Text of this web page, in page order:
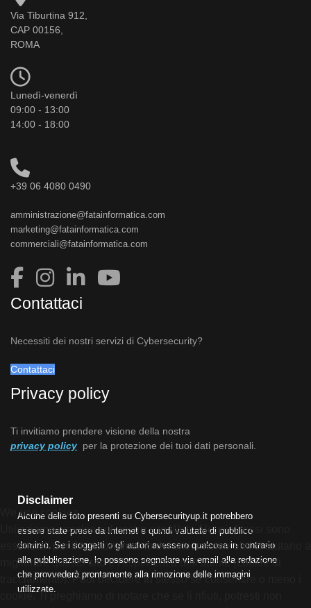
Via Tiburtina 912,
CAP 00156,
ROMA
Lunedì-venerdì
09:00 - 13:00
14:00 - 18:00
+39 06 4080 0490
amministrazione@fatainformatica.com
marketing@fatainformatica.com
commerciali@fatainformatica.com
Contattaci
Necessiti dei nostri servizi di Cybersecurity?
Contattaci
Privacy policy
Ti invitiamo prendere visione della nostra
privacy policy per la protezione dei tuoi dati personali.
Disclaimer
Alcune delle foto presenti su Cybersecurityup.it potrebbero
essere state prese da Internet e quindi valutate di pubblico
dominio. Se i soggetti o gli autori avessero qualcosa in contrario
alla pubblicazione, lo possono segnalare via email alla redazione
che provvederà prontamente alla rimozione delle immagini
utilizzate.
We use cookies
Utilizziamo i cookie sul nostro sito Web. Alcuni di essi sono
essenziali per il funzionamento del sito, mentre altri ci aiutano a
migliorare questo sito e l'esperienza dell'utente (cookie di
tracciamento). Puoi decidere tu stesso se consentire o meno i
cookie. Ti preghiamo di notare che se li rifiuti, potresti non